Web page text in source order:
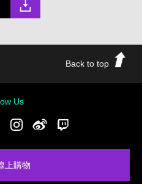
Back to top
Us
LINE Instgram新浪微博
上購物